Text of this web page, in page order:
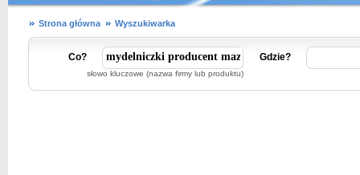
Strona główna Wyszukiwarka
Co?
słowo kluczowe (nazwa firmy lub produktu)
Gdzie?